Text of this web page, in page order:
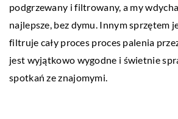
podgrzewany i filtrowany, a my
najlepsze, bez dymu. Innym sprzętem
filtruje cały proces proces palenia
jest wyjątkowo wygodne i świetnie
spotkań ze znajomymi.